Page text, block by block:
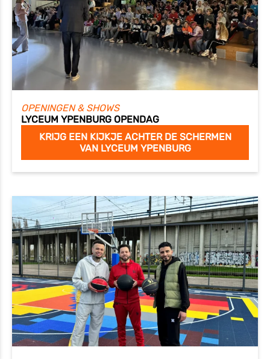
OPENINGEN & SHOWS
LYCEUM YPENBURG OPENDAG
KRIJG EEN KIJKJE ACHTER DE SCHERMEN
VAN LYCEUM YPENBURG